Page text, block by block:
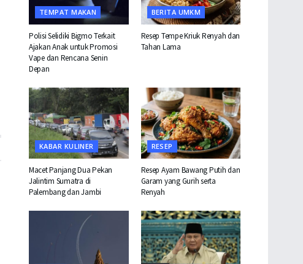
TEMPAT MAKAN
Polisi Selidiki Bigmo Terkait
Ajakan Anak untuk Promosi
Vape dan Rencana Senin
Depan
BERITA UMKM
Resep Tempe Kriuk Renyah dan
Tahan Lama
KABAR KULINER
Macet Panjang Dua Pekan
Jalintim Sumatra di
Palembang dan Jambi
RESEP
Resep Ayam Bawang Putih dan
Garam yang Gurih serta
Renyah